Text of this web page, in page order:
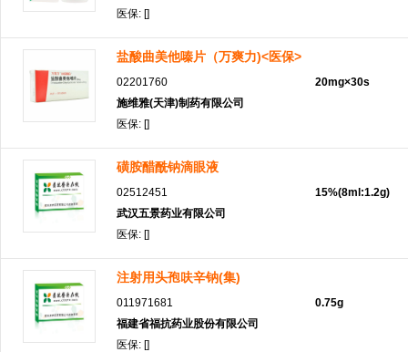
医保: []
盐酸曲美他嗪片（万爽力)<医保>
02201760
施维雅(天津)制药有限公司
医保: []
20mg×30s
磺胺醋酰钠滴眼液
02512451
武汉五景药业有限公司
医保: []
15%(8ml:1.2g)
注射用头孢呋辛钠(集)
011971681
福建省福抗药业股份有限公司
医保: []
0.75g